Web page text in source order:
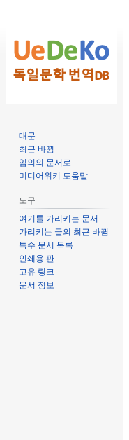
대문
최근 바뀜
임의의 문서로
미디어위키 도움말
도구
여기를 가리키는 문서
가리키는 글의 최근 바뀜
특수 문서 목록
인쇄용 판
고유 링크
문서 정보